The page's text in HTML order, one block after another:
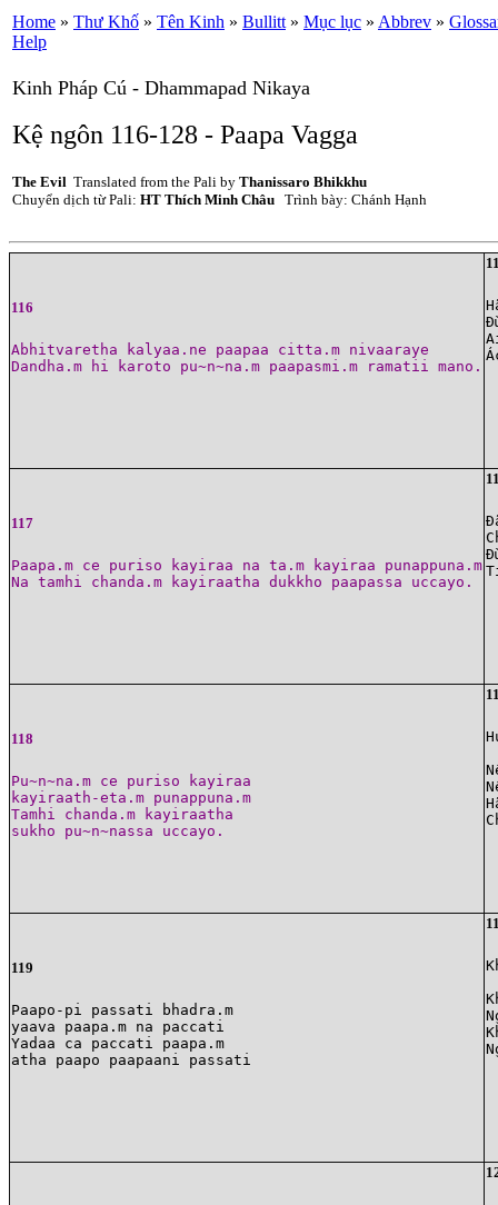
Home » Thư Khố » Tên Kinh » Bullitt » Mục lục » Abbrev »
Help
Kinh Pháp Cú - Dhammapad Nikaya
Kệ ngôn 116-128 - Paapa Vagga
The Evil Translated from the Pali by Thanissaro Bhikkhu
Chuyển dịch từ Pali: HT Thích Minh Châu Trình bày: Chánh Hạnh
116
Abhitvaretha kalyaa.ne paapaa citta.m nivaaraye
117
Paapa.m ce puriso kayiraa na ta.m kayiraa punappuna.m
118
Pu~n~na.m ce puriso kayiraa
kayiraath-eta.m punappuna.m
Tamhi chanda.m kayiraatha
119
Paapo-pi passati bhadra.m
yaava paapa.m na paccati
Yadaa ca paccati paapa.m
atha paapo paapaani passati